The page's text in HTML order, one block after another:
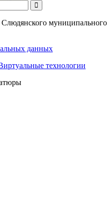
данных
технологии